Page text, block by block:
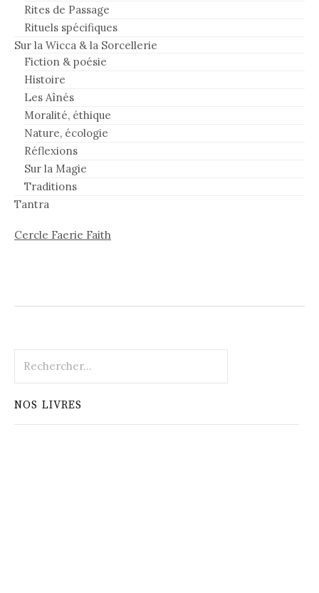
Rites de Passage
Rituels spécifiques
Sur la Wicca & la Sorcellerie
Fiction & poésie
Histoire
Les Aînés
Moralité, éthique
Nature, écologie
Réflexions
Sur la Magie
Traditions
Tantra
Cercle Faerie Faith
NOS LIVRES